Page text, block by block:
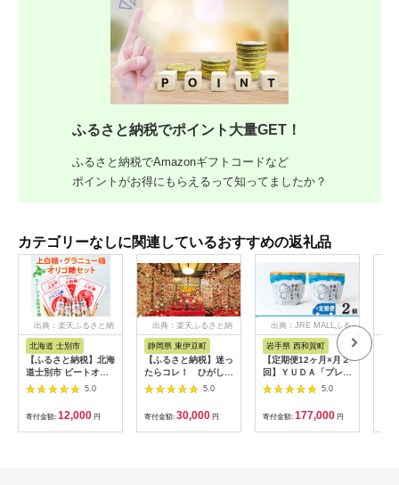
ふるさと納税でポイント大量GET！
ふるさと納税でAmazonギフトコードなど
ポイントがお得にもらえるって知ってましたか？
カテゴリーなしに関連しているおすすめの返礼品
出典：楽天ふるさと納
北海道 士別市
【ふるさと納税】北海
道士別市 ビートオリ
ゴ糖・砂糖セット (計
3種) 調味料 甘味料 砂
糖 上白糖 グラニュー
糖 ビートオリゴ糖 オ
リゴ糖 ビート 料理 お
5.0
寄付金額: 12,000 円
出典：楽天ふるさと納
静岡県 東伊豆町
【ふるさと納税】迷っ
たらコレ！ ひがしい
ず 満喫 宿泊 補助
券 （9千円分）
C001／静岡県 東伊
豆町
5.0
寄付金額: 30,000 円
出典：JRE MALLふる
さと納税
岩手県 西和賀町
【定期便12ヶ月×月２
回】ＹＵＤＡ「プレミ
アム湯田ヨーグルト」
プレーン ２個
5.0
寄付金額: 177,000 円